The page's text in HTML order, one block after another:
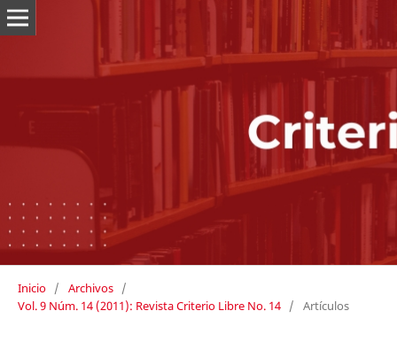
Inicio / Archivos /
Vol. 9 Núm. 14 (2011): Revista Criterio Libre No. 14 / Artículos